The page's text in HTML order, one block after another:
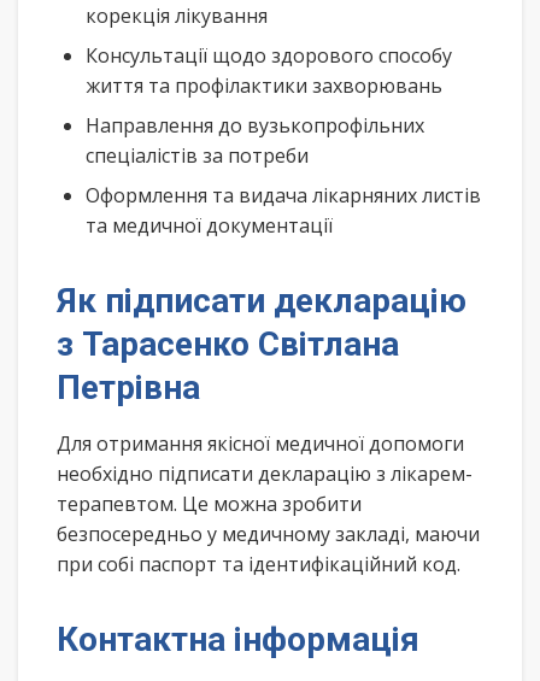
корекція лікування
Консультації щодо здорового способу
життя та профілактики захворювань
Направлення до вузькопрофільних
спеціалістів за потреби
Оформлення та видача лікарняних листів
та медичної документації
Як підписати декларацію
з Тарасенко Світлана
Петрівна
Для отримання якісної медичної допомоги
необхідно підписати декларацію з лікарем-
терапевтом. Це можна зробити
безпосередньо у медичному закладі, маючи
при собі паспорт та ідентифікаційний код.
Контактна інформація